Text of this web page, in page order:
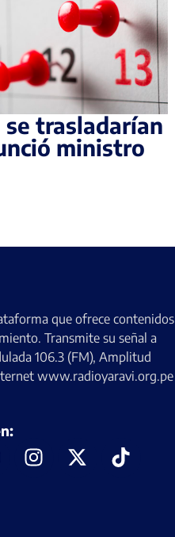
se trasladarían
ministro
que ofrece contenidos
Transmite su señal a
106.3 (FM), Amplitud
www.radioyaravi.org.pe